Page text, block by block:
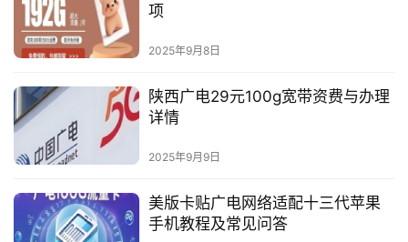
项
2025年9月8日
陕西广电29元100g宽带资费与办理
详情
2025年9月9日
美版卡贴广电网络适配十三代苹果
手机教程及常见问答